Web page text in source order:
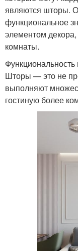
являются шторы.
функциональное
элементом
комнаты.
Шторы — это не
выполняют
гостиную более